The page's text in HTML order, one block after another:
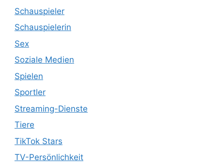
Schauspieler
Schauspielerin
Sex
Soziale Medien
Spielen
Sportler
Streaming-Dienste
Tiere
TikTok Stars
TV-Persönlichkeit